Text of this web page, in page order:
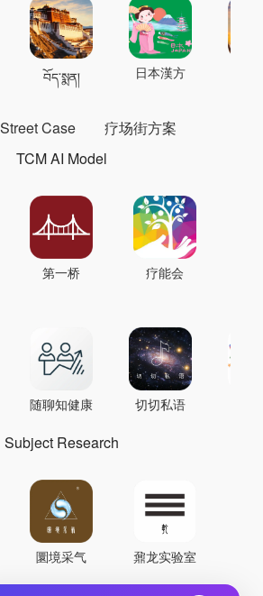
བོད་སྨན། 日本漢方
Case
疗场街方案
TCM AI Model
第一桥 疗能会
随聊知健康 切切私语
Subject Research
圜境采气 鼐龙实验室